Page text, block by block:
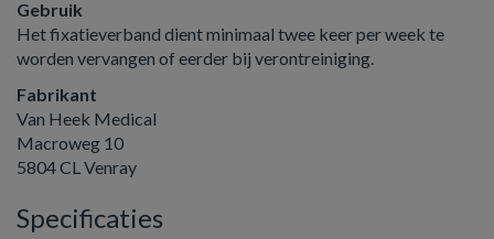
Gebruik
Het fixatieverband dient minimaal twee keer per week te
worden vervangen of eerder bij verontreiniging.
Fabrikant
Van Heek Medical
Macroweg 10
5804 CL Venray
Specificaties